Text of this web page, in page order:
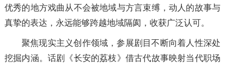
优秀的地方戏曲从不会被地域与方言束缚，动人的故事与
真挚的表达，永远能够跨越地域隔阂，收获广泛认可。
聚焦现实主义创作领域，参展剧目不断向着人性深处
挖掘内涵。话剧《长安的荔枝》借古代故事映射当代职场